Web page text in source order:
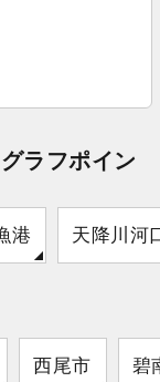
ラフポイン
港 天降川河
西尾市 碧